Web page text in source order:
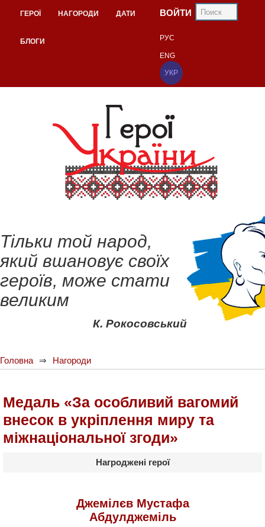
ГЕРОЇ НАГОРОДИ ДАТИ
БЛОГИ
ВОЙТИ
РУС
ENG
УКР
Тільки той народ,
який вшановує своїх
героїв, може стати
великим
К. Рокосовський
Головна Нагороди
Медаль «За особливий вагомий
внесок в укріплення миру та
міжнаціональної згоди»
Нагроджені герої
Джемілєв Мустафа
Абдулджеміль